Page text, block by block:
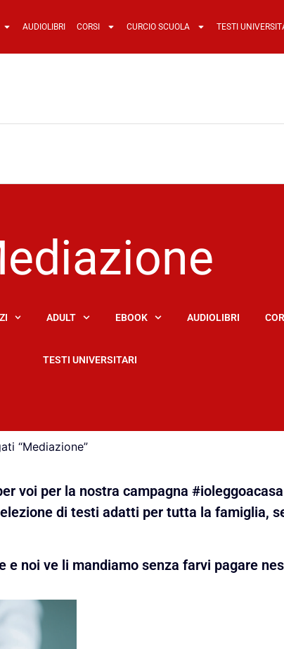
AUDIOLIBRI CORSI CURCIO SCUOLA TESTI
ADULT EBOOK AUDIOLIBRI
TESTI UNIVERSITARI
“Mediazione”
voi per la nostra campagna
di testi adatti per tutta la famiglia,
e noi ve li mandiamo senza farvi pagare